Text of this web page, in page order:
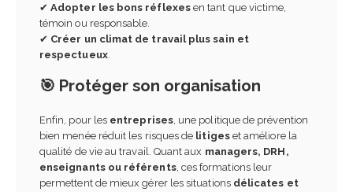
✔Adopter les bons réflexesen tant que victime,
témoin ou responsable.
✔ Créer un climat de travail plus sain et
respectueux.
🎯 Protéger son organisation
Enfin, pour les entreprises, une politique de prévention
bien menée réduit les risques de litigeset améliore la
qualité de vie au travail. Quant aux managers, DRH,
enseignants ou référents, ces formations leur
permettent de mieux gérer les situations délicates et